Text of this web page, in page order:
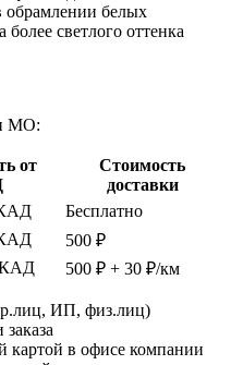
обрамлении белых
светлого оттенка
МО:
от
Стоимость
доставки
Бесплатно
500 ₽
500 ₽ + 30 ₽/км
ИП, физ.лиц)
картой в офисе компании